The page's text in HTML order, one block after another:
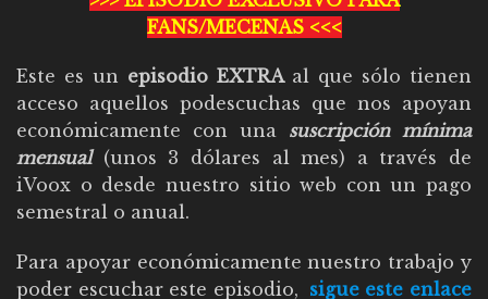
FANS/MECENAS <<<
Este es un episodio EXTRAal que sólo tienen
acceso aquellos podescuchas que nos apoyan
económicamente con una suscripción mínima
mensual(unos 3 dólares al mes) a través de
iVoox o desde nuestro sitio web con un pago
semestral o anual.
Para apoyar económicamente nuestro trabajo y
poder escuchar este episodio, sigue este enlace